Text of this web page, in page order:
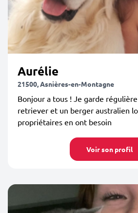
Aurélie
21500, Asnières-en-Montagne
Bonjour a tous ! Je garde
retriever et un berger australien
propriétaires en ont besoin
Voir son profil